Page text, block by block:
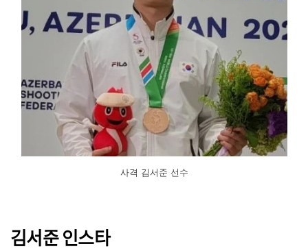
사격 김서준 선수
김서준 인스타